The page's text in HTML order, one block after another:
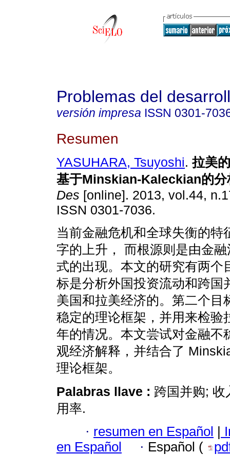
Problemas del
versión impresa ISSN 0301-
Resumen
YASUHARA, Tsuyoshi. 拉美
基于Minskian-Kaleckian的分
Des [online]. 2013, vol.44,
ISSN 0301-7036.
当前金融危机和全球失衡的特
字的上升， 而根源则是由金
式的出现。本文的研究有两个
标是分析外国投资流动和跨国
美国和拉美经济的。第二个目
稳定的理论框架，并用来检验
年的情况。本文尝试对金融不
观经济解释，并结合了
理论框架。
Palabras llave : 跨国并购; 收
用率.
· resumen en Español |
en Español
· Español (